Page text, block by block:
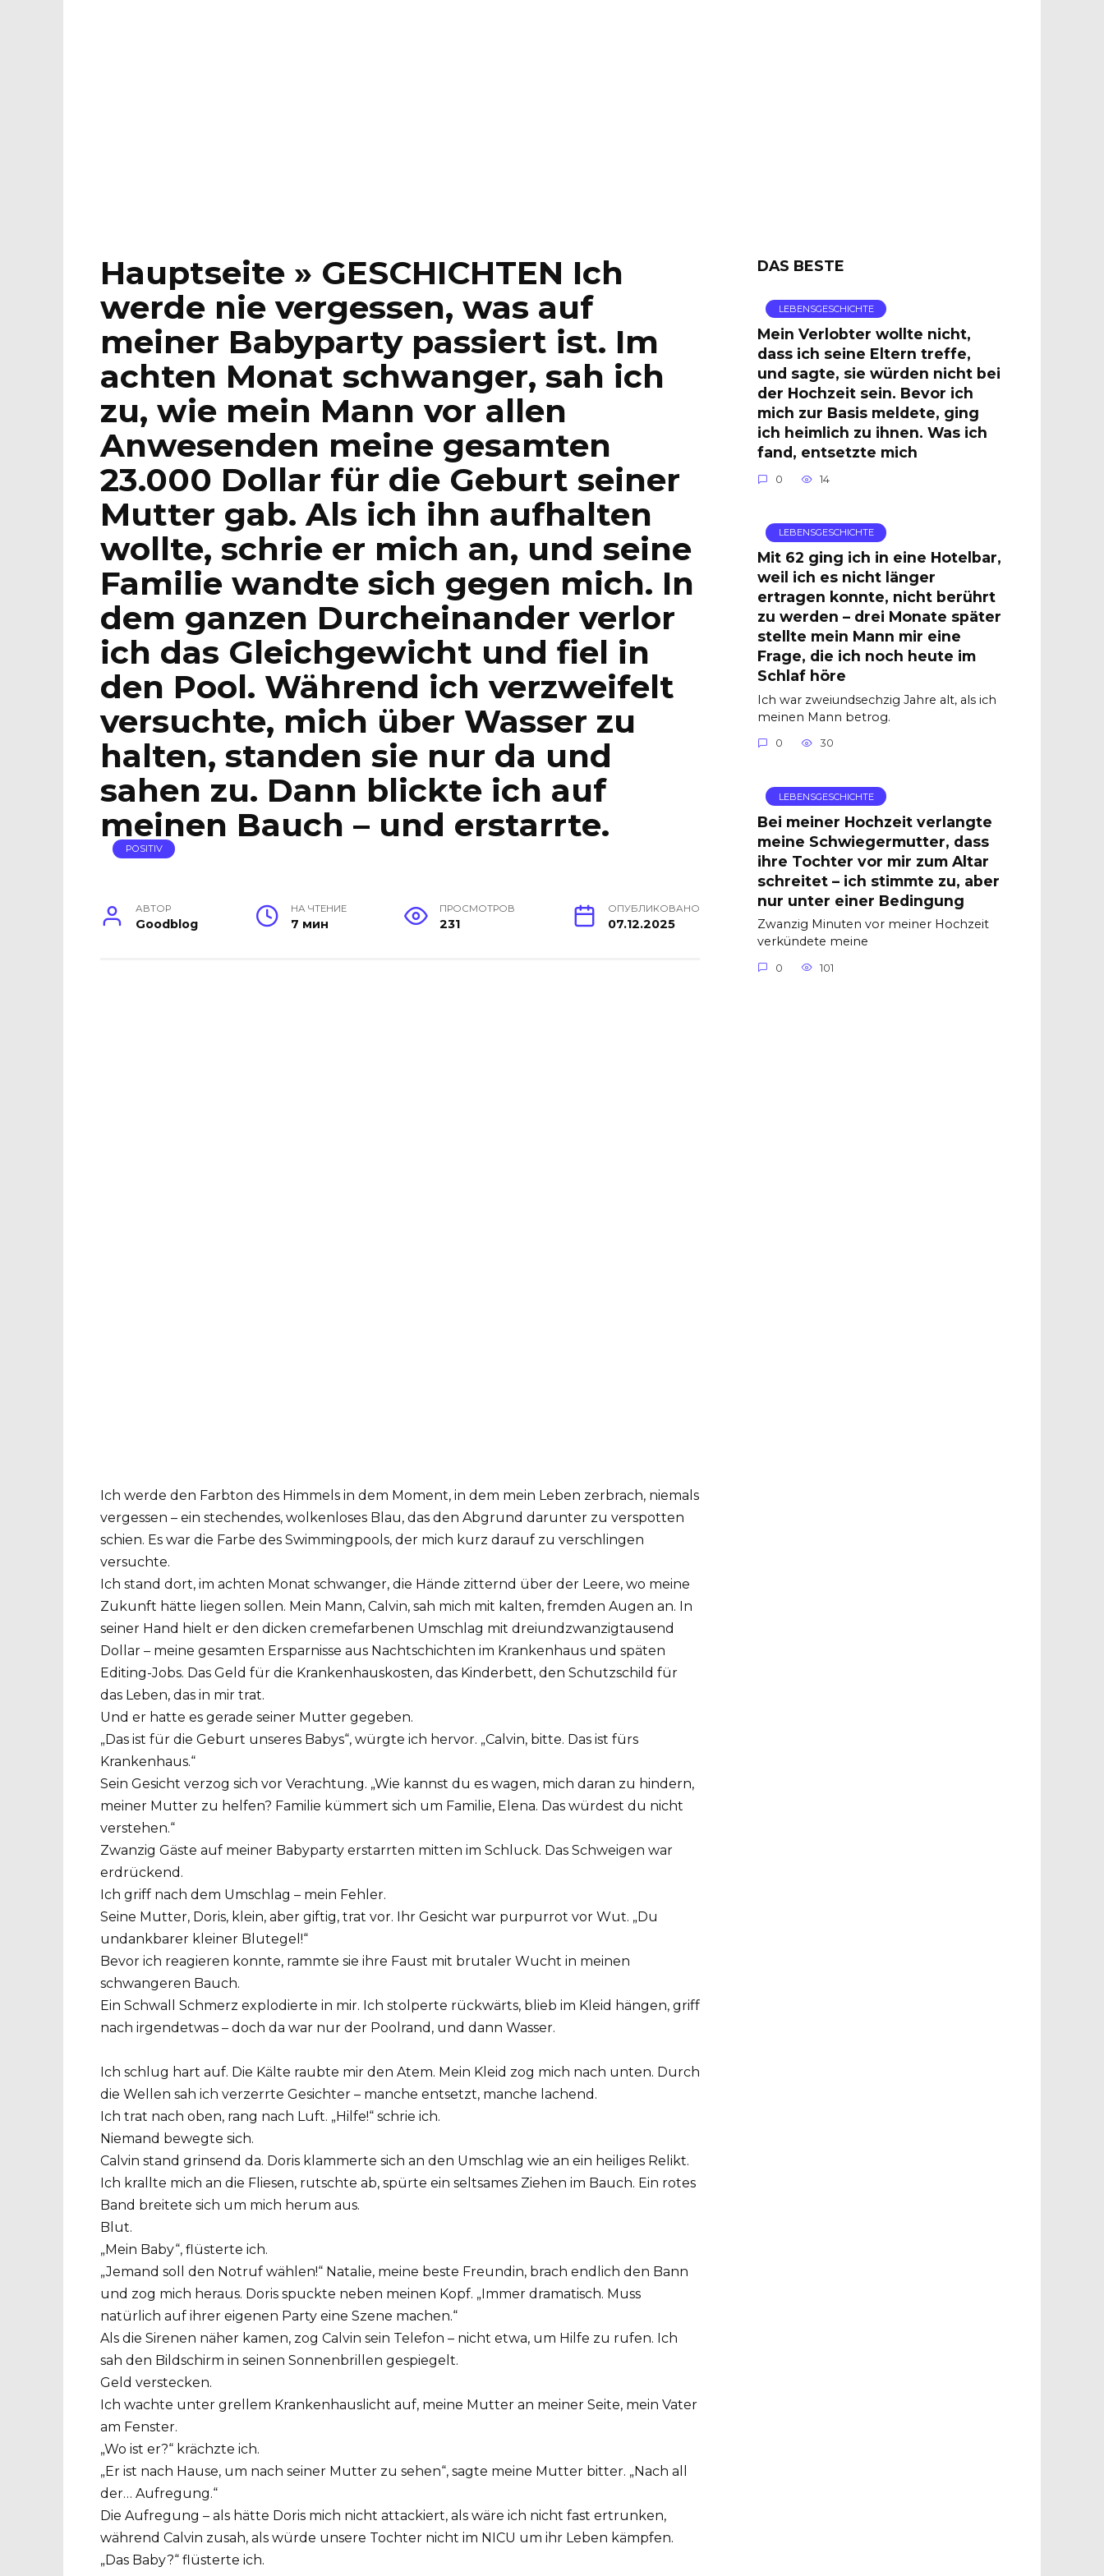
Hauptseite » GESCHICHTEN Ich
werde nie vergessen, was auf
meiner Babyparty passiert ist. Im
achten Monat schwanger, sah ich
zu, wie mein Mann vor allen
Anwesenden meine gesamten
23.000 Dollar für die Geburt seiner
Mutter gab. Als ich ihn aufhalten
wollte, schrie er mich an, und seine
Familie wandte sich gegen mich. In
dem ganzen Durcheinander verlor
ich das Gleichgewicht und fiel in
den Pool. Während ich verzweifelt
versuchte, mich über Wasser zu
halten, standen sie nur da und
sahen zu. Dann blickte ich auf
meinen Bauch – und erstarrte.
POSITIV
АВТОР
Goodblog
НА ЧТЕНИЕ
7 мин
ПРОСМОТРОВ
231
ОПУБЛИКОВАНО
07.12.2025
Ich werde den Farbton des Himmels in dem Moment, in dem mein Leben zerbrach, niemals
vergessen – ein stechendes, wolkenloses Blau, das den Abgrund darunter zu verspotten
schien. Es war die Farbe des Swimmingpools, der mich kurz darauf zu verschlingen
versuchte.
Ich stand dort, im achten Monat schwanger, die Hände zitternd über der Leere, wo meine
Zukunft hätte liegen sollen. Mein Mann, Calvin, sah mich mit kalten, fremden Augen an. In
seiner Hand hielt er den dicken cremefarbenen Umschlag mit dreiundzwanzigtausend
Dollar – meine gesamten Ersparnisse aus Nachtschichten im Krankenhaus und späten
Editing-Jobs. Das Geld für die Krankenhauskosten, das Kinderbett, den Schutzschild für
das Leben, das in mir trat.
Und er hatte es gerade seiner Mutter gegeben.
„Das ist für die Geburt unseres Babys“, würgte ich hervor. „Calvin, bitte. Das ist fürs
Krankenhaus.“
Sein Gesicht verzog sich vor Verachtung. „Wie kannst du es wagen, mich daran zu hindern,
meiner Mutter zu helfen? Familie kümmert sich um Familie, Elena. Das würdest du nicht
verstehen.“
Zwanzig Gäste auf meiner Babyparty erstarrten mitten im Schluck. Das Schweigen war
erdrückend.
Ich griff nach dem Umschlag – mein Fehler.
Seine Mutter, Doris, klein, aber giftig, trat vor. Ihr Gesicht war purpurrot vor Wut. „Du
undankbarer kleiner Blutegel!“
Bevor ich reagieren konnte, rammte sie ihre Faust mit brutaler Wucht in meinen
schwangeren Bauch.
Ein Schwall Schmerz explodierte in mir. Ich stolperte rückwärts, blieb im Kleid hängen, griff
nach irgendetwas – doch da war nur der Poolrand, und dann Wasser.
Ich schlug hart auf. Die Kälte raubte mir den Atem. Mein Kleid zog mich nach unten. Durch
die Wellen sah ich verzerrte Gesichter – manche entsetzt, manche lachend.
Ich trat nach oben, rang nach Luft. „Hilfe!“ schrie ich.
Niemand bewegte sich.
Calvin stand grinsend da. Doris klammerte sich an den Umschlag wie an ein heiliges Relikt.
Ich krallte mich an die Fliesen, rutschte ab, spürte ein seltsames Ziehen im Bauch. Ein rotes
Band breitete sich um mich herum aus.
Blut.
„Mein Baby“, flüsterte ich.
„Jemand soll den Notruf wählen!“ Natalie, meine beste Freundin, brach endlich den Bann
und zog mich heraus. Doris spuckte neben meinen Kopf. „Immer dramatisch. Muss
natürlich auf ihrer eigenen Party eine Szene machen.“
Als die Sirenen näher kamen, zog Calvin sein Telefon – nicht etwa, um Hilfe zu rufen. Ich
sah den Bildschirm in seinen Sonnenbrillen gespiegelt.
Geld verstecken.
Ich wachte unter grellem Krankenhauslicht auf, meine Mutter an meiner Seite, mein Vater
am Fenster.
„Wo ist er?“ krächzte ich.
„Er ist nach Hause, um nach seiner Mutter zu sehen“, sagte meine Mutter bitter. „Nach all
der… Aufregung.“
Die Aufregung – als hätte Doris mich nicht attackiert, als wäre ich nicht fast ertrunken,
während Calvin zusah, als würde unsere Tochter nicht im NICU um ihr Leben kämpfen.
„Das Baby?“ flüsterte ich.
DAS BESTE
LEBENSGESCHICHTE
Mein Verlobter wollte nicht,
dass ich seine Eltern treffe,
und sagte, sie würden nicht bei
der Hochzeit sein. Bevor ich
mich zur Basis meldete, ging
ich heimlich zu ihnen. Was ich
fand, entsetzte mich
0 14
LEBENSGESCHICHTE
Mit 62 ging ich in eine Hotelbar,
weil ich es nicht länger
ertragen konnte, nicht berührt
zu werden – drei Monate später
stellte mein Mann mir eine
Frage, die ich noch heute im
Schlaf höre
Ich war zweiundsechzig Jahre alt, als ich
meinen Mann betrog.
0 30
LEBENSGESCHICHTE
Bei meiner Hochzeit verlangte
meine Schwiegermutter, dass
ihre Tochter vor mir zum Altar
schreitet – ich stimmte zu, aber
nur unter einer Bedingung
Zwanzig Minuten vor meiner Hochzeit
verkündete meine
0 101